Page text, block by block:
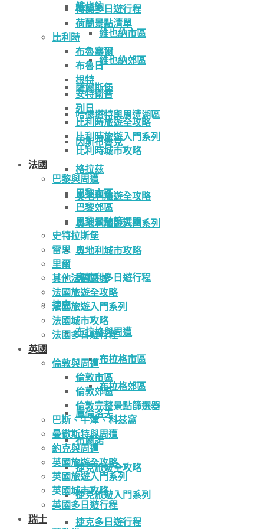
維也納
維也納市區
維也納郊區
薩爾斯堡
哈修塔特與周遭湖區
因斯布魯克
格拉茲
奧地利旅遊全攻略
奧地利旅遊入門系列
奧地利城市攻略
奧地利多日遊行程
捷克
布拉格與周遭
布拉格市區
布拉格郊區
庫倫洛夫
布爾諾
捷克旅遊全攻略
捷克旅遊入門系列
捷克多日遊行程
荷蘭多日遊行程
荷蘭景點清單
比利時
布魯塞爾
布魯日
根特
安特衛普
列日
比利時旅遊全攻略
比利時旅遊入門系列
比利時城市攻略
法國
巴黎與周遭
巴黎市區
巴黎郊區
巴黎景點篩選器
史特拉斯堡
雷恩
里爾
其他法國區域
法國旅遊全攻略
法國旅遊入門系列
法國城市攻略
法國多日遊行程
英國
倫敦與周遭
倫敦市區
倫敦郊區
倫敦完整景點篩選器
巴斯、牛津、科茲窩
曼徹斯特與周遭
約克與周遭
英國旅遊全攻略
英國旅遊入門系列
英國城市攻略
英國多日遊行程
瑞士